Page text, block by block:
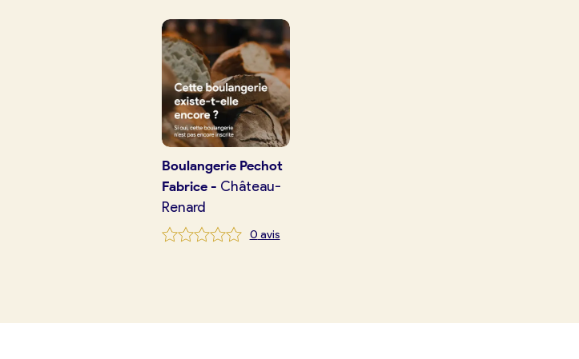
Je suis boulanger
Je découvre France Boulangerie
Mes tarifs
Mon comparatif gratuit
Offres d’emploi
Boulangerie Pechot
Fabrice- Château-
Renard
0 avis